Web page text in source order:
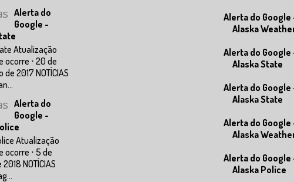
Alerta do
Google -
Atualização
ocorre ⋅ 20 de
2017 NOTÍCIAS
Alerta do
Google -
Atualização
ocorre ⋅ 5 de
NOTÍCIAS
Alerta do Google
Alaska
Alerta do Google
Alaska State
Alerta do Google
Alaska State
Alerta do Google
Alaska
Alerta do Google
Alaska Police